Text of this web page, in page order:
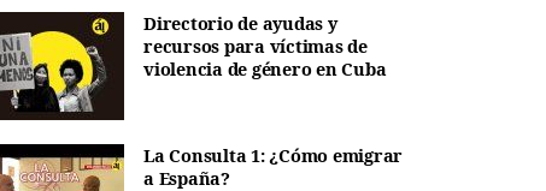
Directorio de ayudas y
recursos para víctimas de
violencia de género en Cuba
La Consulta 1: ¿Cómo emigrar
a España?